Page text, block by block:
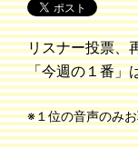
リスナー投票、
「今週の１番」
※１位の音声のみ